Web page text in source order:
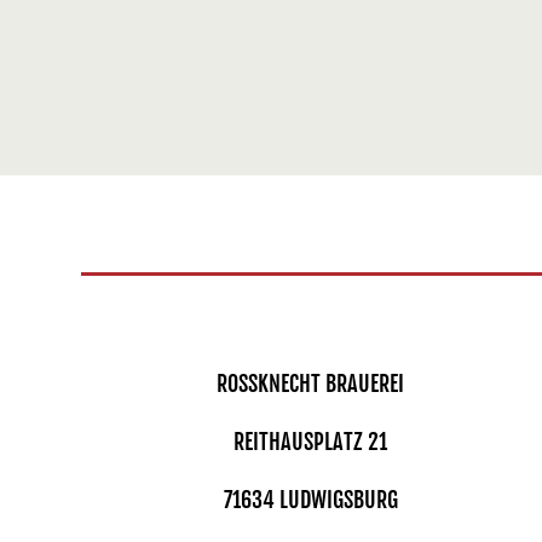
ROSSKNECHT BRAUEREI
REITHAUSPLATZ 21
71634 LUDWIGSBURG